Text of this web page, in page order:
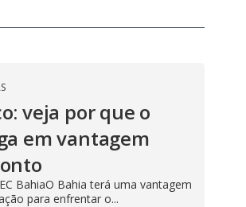
veja por que o
em vantagem
BahiaO Bahia terá uma vantagem
para enfrentar o...